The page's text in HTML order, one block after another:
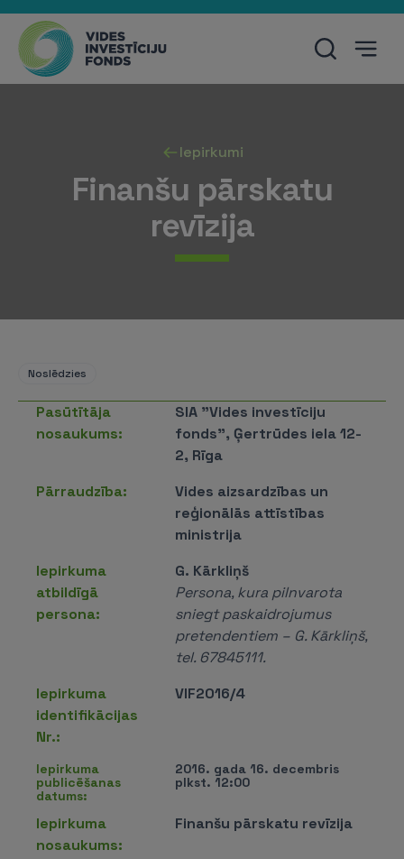
Iepirkumi
Finanšu pārskatu
revīzija
Noslēdzies
Pasūtītāja
nosaukums:
SIA "Vides investīciju
fonds", Ģertrūdes iela 12-
2, Rīga
Pārraudzība:
Vides aizsardzības un
reģionālās attīstības
ministrija
Iepirkuma
atbildīgā
persona:
G. Kārkliņš
Persona, kura pilnvarota
sniegt paskaidrojumus
pretendentiem – G. Kārkliņš,
tel. 67845111.
Iepirkuma
identifikācijas
Nr.:
VIF2016/4
Iepirkuma
publicēšanas
datums:
2016. gada 16. decembris
plkst. 12:00
Iepirkuma
nosaukums:
Finanšu pārskatu revīzija